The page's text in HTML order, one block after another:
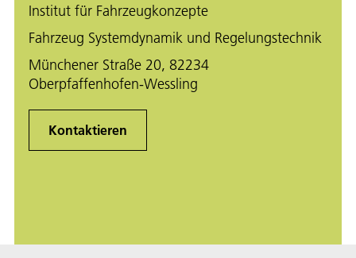
Institut für Fahrzeugkonzepte
Fahrzeug Systemdynamik und Regelungstechnik
Münchener Straße 20, 82234
Oberpfaffenhofen-Wessling
Kontaktieren